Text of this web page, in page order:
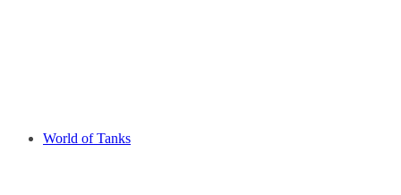
World of Tanks